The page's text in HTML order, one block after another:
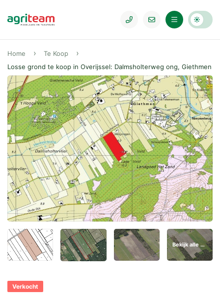
Home
Te Koop
Losse grond te koop in Overijssel: Dalmsholterweg ong, Giethmen
Bekijk alle 5 foto's
Verkocht